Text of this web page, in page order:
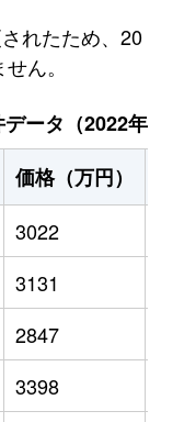
れたため、20
ん。
ータ（2022年11
価格（万円）
3022
3131
2847
3398